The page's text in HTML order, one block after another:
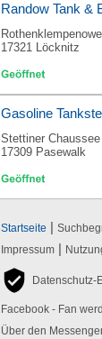
Randow Tank &
17321 Löcknitz
Gasoline
Stettiner
17309 Pasewalk
Startseite |
Impressum |
Datenschutz-
Facebook - Fan
Über den